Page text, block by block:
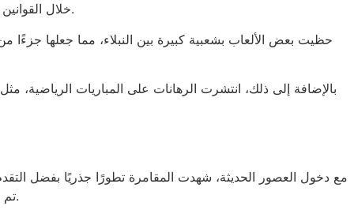
خلال القوانين التي وُضعت للحد من الشغب والمشاكل التي قد تنجم عنها. برزت في هذه الفترة ألعاب مثل البوكر، التي ارتبطت بأجواء الحانات والمقاهي.
حظيت بعض الألعاب بشعبية كبيرة بين النبلاء، مما جعلها
بالإضافة إلى ذلك، انتشرت الرهانات على المباريات الرياضية،
مع دخول العصور الحديثة، شهدت المقامرة تطورًا جذريًا بفضل
تم إدخال ألعاب متنوعة ومتطورة، مثل ألعاب الطاولة وألعاب الورق، بالإضافة إلى ماكينات القمار، التي أصبحت تمثل جزءًا كبيرًا من الإيرادات.